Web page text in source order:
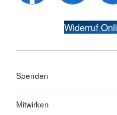
Widerruf
Spenden
Mitwirken